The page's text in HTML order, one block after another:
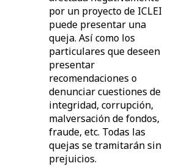
por un proyecto de ICLEI
puede presentar una
queja. Así como los
particulares que deseen
presentar
recomendaciones o
denunciar cuestiones de
integridad, corrupción,
malversación de fondos,
fraude, etc. Todas las
quejas se tramitarán sin
prejuicios.